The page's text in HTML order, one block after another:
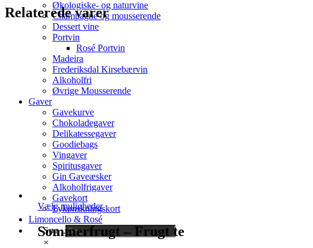
Økologiske- og naturvine
Champagne og mousserende
Dessert vine
Portvin
Rosé Portvin
Madeira
Frederiksdal Kirsebærvin
Alkoholfri
Øvrige Mousserende
Gaver
Gavekurve
Chokoladegaver
Delikatessegaver
Goodiebags
Vingaver
Spiritusgaver
Gin Gaveæsker
Alkoholfrigaver
Gavekort
Lykønskningskort
Limoncello & Rosé
Søg ..
×
Relaterede varer
Vælg mulighederDette
vare
har
flere
Sommerfrugt – Frugt te